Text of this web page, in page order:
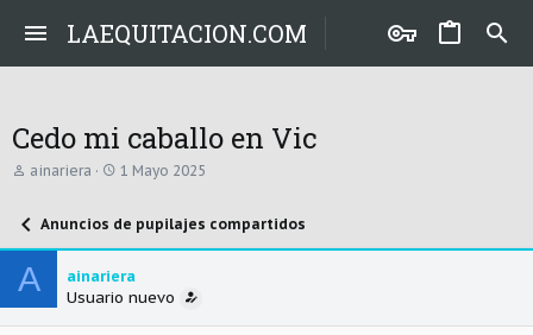
LAEQUITACION.COM
Cedo mi caballo en Vic
A
o
r
ainariera
F
h
a
e
i
1 Mayo 2025
Anuncios de pupilajes compartidos
A
ainariera
Usuario nuevo